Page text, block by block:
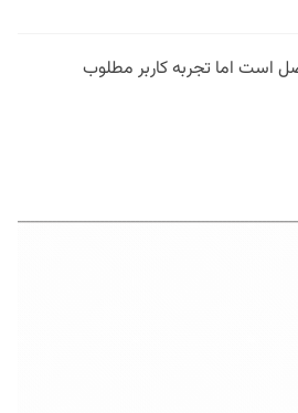
است اما تجربه کاربر مطلوب